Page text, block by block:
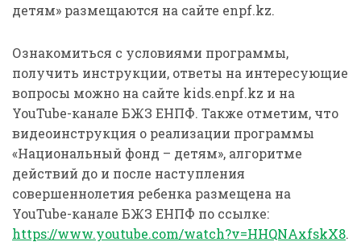
детям» размещаются на сайте enpf.kz.
Ознакомиться с условиями программы,
получить инструкции, ответы на интересующие
вопросы можно на сайте kids.enpf.kz и на
YouTube-канале БЖЗҚ ЕНПФ. Также отметим, что
видеоинструкция о реализации программы
«Национальный фонд – детям», алгоритме
действий до и после наступления
совершеннолетия ребенка размещена на
YouTube-канале БЖЗҚ ЕНПФ по ссылке:
https://www.youtube.com/watch?v=HHQNAxfskX8.